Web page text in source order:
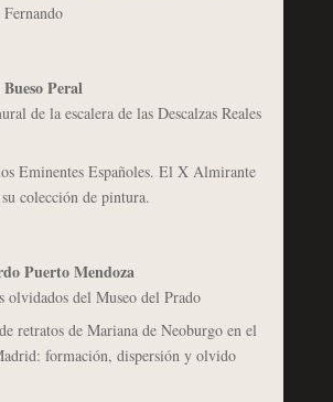
Peral
de la escalera de las Descalzas Reales
Eminentes Españoles. El X Almirante
colección de pintura.
Puerto Mendoza
olvidados del Museo del Prado
retratos de Mariana de Neoburgo en el
formación, dispersión y olvido